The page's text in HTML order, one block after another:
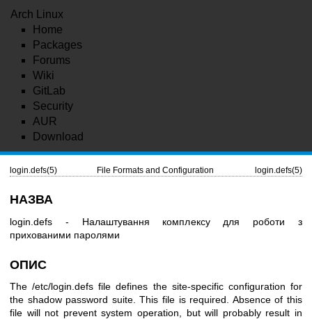
Arch Linux
Home
Packages
Forums
Wiki
GitLab
Security
AUR
Download
login.defs(5) File Formats and Configuration login.defs(5)
НАЗВА
login.defs - Налаштування комплексу для роботи з
прихованими паролями
ОПИС
The /etc/login.defs file defines the site-specific configuration for
the shadow password suite. This file is required. Absence of this
file will not prevent system operation, but will probably result in